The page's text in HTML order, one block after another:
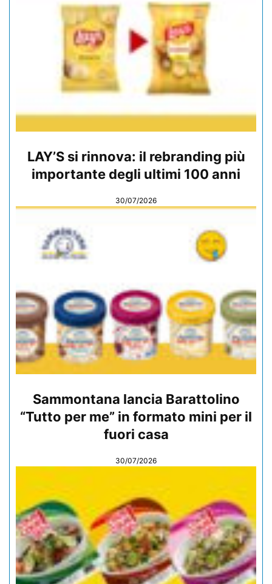
LAY’S si rinnova: il rebranding più
importante degli ultimi 100 anni
30/07/2026
Sammontana lancia Barattolino
“Tutto per me” in formato mini per il
fuori casa
30/07/2026